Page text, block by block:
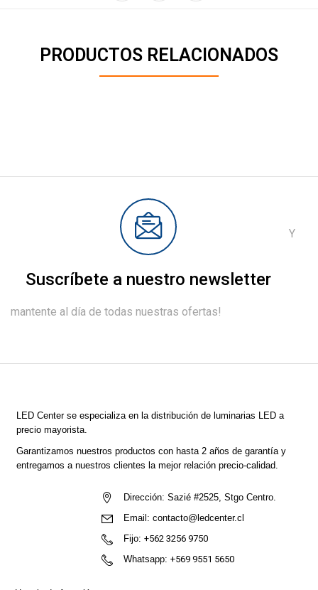
PRODUCTOS RELACIONADOS
Suscríbete a nuestro newsletter
Y
mantente al día de todas nuestras ofertas!
LED Centerse especializa en la distribución de luminarias LED a
precio mayorista.
Garantizamos nuestros productos con hasta 2 años de garantía y
entregamos a nuestros clientes la mejor relación precio-calidad.
Dirección: Sazié #2525, Stgo Centro.
Email: contacto@ledcenter.cl
Fijo: +562 3256 9750
Whatsapp: +569 9551 5650